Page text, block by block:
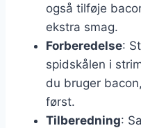
også tilføje
ekstra smag.
Forberedelse:
spidskålen i
du bruger
først.
Tilberedning: